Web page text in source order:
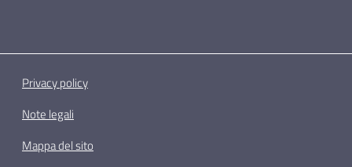
Privacy policy
Note legali
Mappa del sito